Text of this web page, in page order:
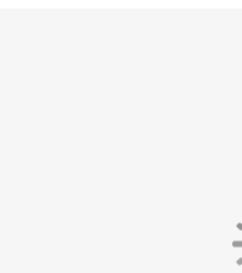
klassiek tintje toe en geeft